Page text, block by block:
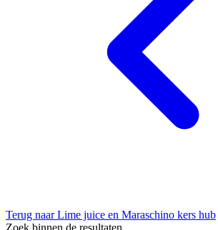
Terug naar Lime juice en Maraschino kers hub
Zoek binnen de resultaten